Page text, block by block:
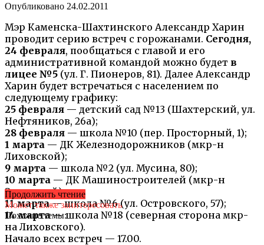
Опубликовано 24.02.2011
Мэр Каменска-Шахтинского Александр Харин
проводит серию встреч с горожанами. Сегодня,
24 февраля, пообщаться с главой и его
административной командой можно будет в
лицее №5 (ул. Г. Пионеров, 81). Далее Александр
Харин будет встречаться с населением по
следующему графику:
25 февраля — детский сад №13 (Шахтерский, ул.
Нефтяников, 26а);
28 февраля — школа №10 (пер. Просторный, 1);
1 марта — ДК Железнодорожников (мкр-н
Лиховской);
9 марта — школа №2 (ул. Мусина, 80);
10 марта — ДК Машиностроителей (мкр-н
Заводской);
11 марта— школа №6 (ул. Островского, 57);
14 марта— школа №18 (северная сторона мкр-
на Лиховского).
Начало всех встреч — 17.00.
Продолжить чтение
Может также заинтересовать
Похожие темы: